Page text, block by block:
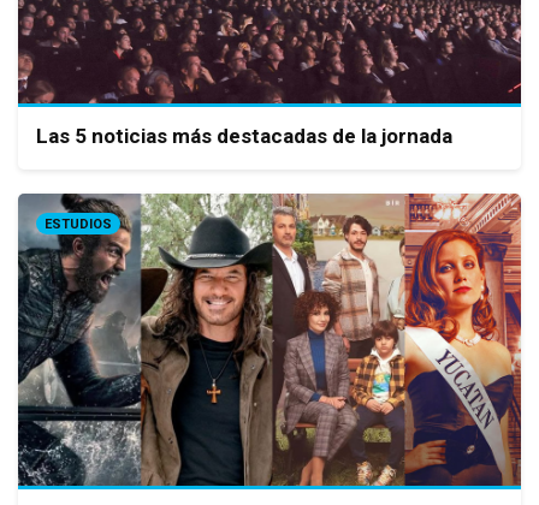
Las 5 noticias más destacadas de la jornada
ESTUDIOS